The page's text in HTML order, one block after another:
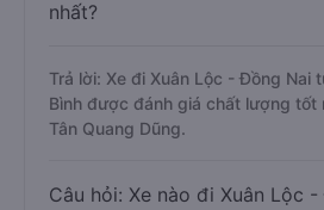
nhất?
Trả lời: Xe đi Xuân Lộc - Đồng Nai
Bình được đánh giá chất lượng tốt
Tân Quang Dũng.
Câu hỏi: Xe nào đi Xuân Lộc